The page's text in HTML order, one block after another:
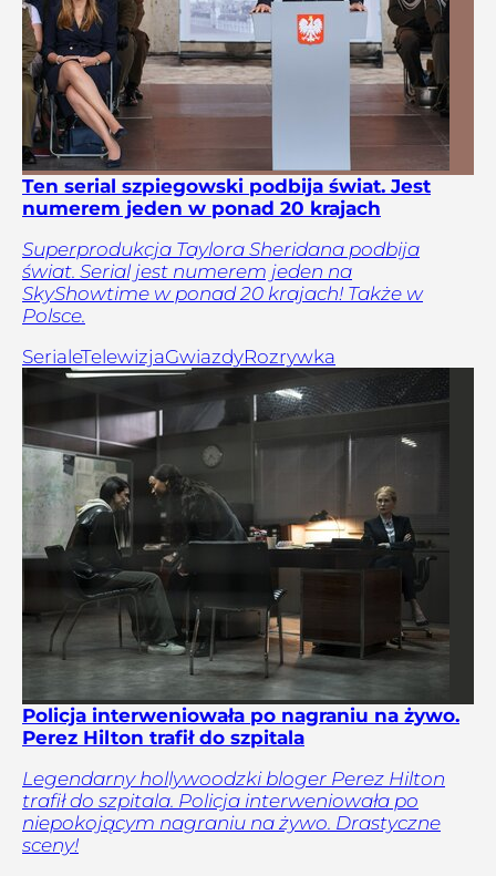
Ten serial szpiegowski podbija świat. Jest
numerem jeden w ponad 20 krajach
Superprodukcja Taylora Sheridana podbija
świat. Serial jest numerem jeden na
SkyShowtime w ponad 20 krajach! Także w
Polsce.
SerialeTelewizjaGwiazdyRozrywka
Policja interweniowała po nagraniu na żywo.
Perez Hilton trafił do szpitala
Legendarny hollywoodzki bloger Perez Hilton
trafił do szpitala. Policja interweniowała po
niepokojącym nagraniu na żywo. Drastyczne
sceny!